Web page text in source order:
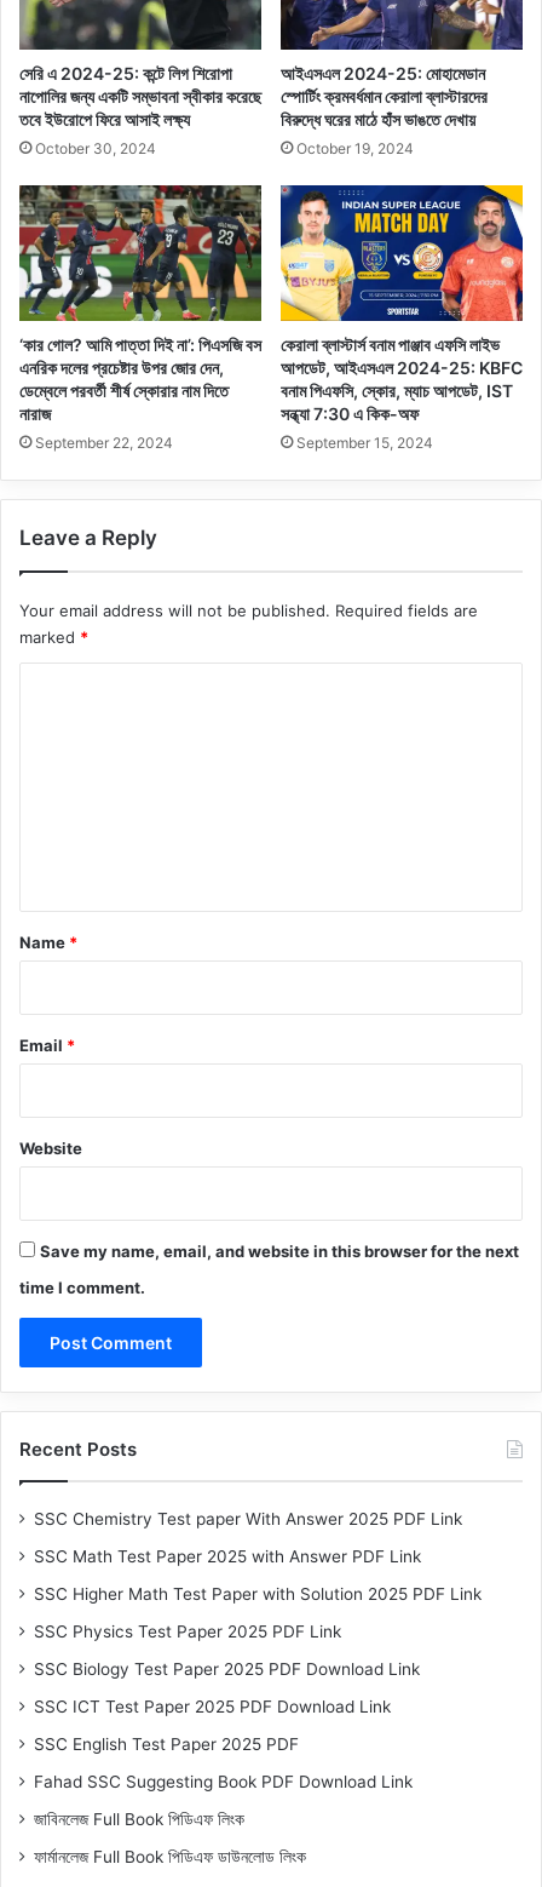
সেরি এ 2024-25: কন্টে লিগ শিরোপা
নাপোলির জন্য একটি সম্ভাবনা স্বীকার করেছে
তবে ইউরোপে ফিরে আসাই লক্ষ্য
October 30, 2024
আইএসএল 2024-25: মোহামেডান
স্পোর্টিং ক্রমবর্ধমান কেরালা ব্লাস্টারদের
বিরুদ্ধে ঘরের মাঠে হাঁস ভাঙতে দেখায়
October 19, 2024
‘কার গোল? আমি পাত্তা দিই না’: পিএসজি বস
এনরিক দলের প্রচেষ্টার উপর জোর দেন,
ডেম্বেলে পরবর্তী শীর্ষ স্কোরার নাম দিতে
নারাজ
September 22, 2024
কেরালা ব্লাস্টার্স বনাম পাঞ্জাব এফসি লাইভ
আপডেট, আইএসএল 2024-25: KBFC
বনাম পিএফসি, স্কোর, ম্যাচ আপডেট, IST
সন্ধ্যা 7:30 এ কিক-অফ
September 15, 2024
Leave a Reply
Your email address will not be published. Required fields are
marked *
*
Name *
Email *
Website
Save my name, email, and website in this browser for the next
time I comment.
Recent Posts
SSC Chemistry Test paper With Answer 2025 PDF Link
SSC Math Test Paper 2025 with Answer PDF Link
SSC Higher Math Test Paper with Solution 2025 PDF Link
SSC Physics Test Paper 2025 PDF Link
SSC Biology Test Paper 2025 PDF Download Link
SSC ICT Test Paper 2025 PDF Download Link
SSC English Test Paper 2025 PDF
Fahad SSC Suggesting Book PDF Download Link
জাবিনলেজ Full Book পিডিএফ লিংক
ফার্মানলেজ Full Book পিডিএফ ডাউনলোড লিংক